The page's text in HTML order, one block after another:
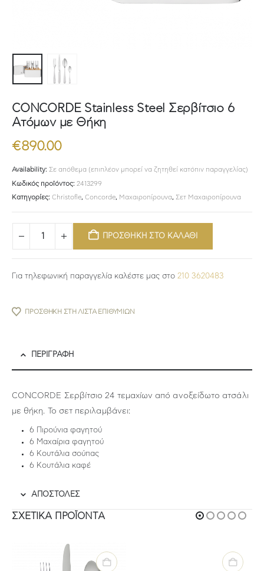
CONCORDE Stainless Steel Σερβίτσιο 6
Ατόμων με Θήκη
€890.00
Availability: Σε απόθεμα (επιπλέον μπορεί να ζητηθεί κατόπιν παραγγελίας)
Κωδικός προϊόντος: 2413299
Κατηγορίες: Christofle, Concorde, Μαχαιροπίρουνα, Σετ Μαχαιροπίρουνα
ΠΡΟΣΘΗΚΗ ΣΤΟ ΚΑΛΑΘΙ
Για τηλεφωνική παραγγελία καλέστε μας στο 210 3620483
ΠΡΟΣΘΉΚΗ ΣΤΗ ΛΊΣΤΑ ΕΠΙΘΥΜΙΏΝ
ΠΕΡΙΓΡΑΦΉ
CONCORDE Σερβίτσιο 24 τεμαχίων από ανοξείδωτο ατσάλι
με θήκη. Το σετ περιλαμβάνει:
6 Πιρούνια φαγητού
6 Μαχαίρια φαγητού
6 Κουτάλια σούπας
6 Κουτάλια καφέ
ΑΠΟΣΤΟΛΕΣ
ΣΧΕΤΙΚΆ ΠΡΟΪΌΝΤΑ